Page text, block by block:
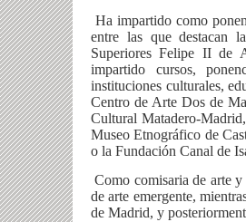
Ha impartido como
entre las que destacan
Superiores Felipe II de
impartido cursos,
instituciones culturales,
Centro de Arte Dos de
Cultural Matadero-
Museo Etnográfico de
o la Fundación Canal de
Como comisaria de arte
de arte emergente,
de Madrid, y